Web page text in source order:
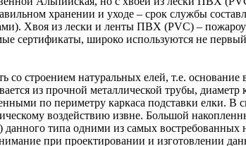
хранении и уходе – срок службы
Хвоя из лески и ленты ПВХ (PVC) –
сертификаты, широко используются не
строением натуральных елей, т.е. основание
из прочной металлической трубы,
по периметру каркаса подставки елки.
воздействию извне. Большой
типа одними из самых
при проектировании и изготовлении